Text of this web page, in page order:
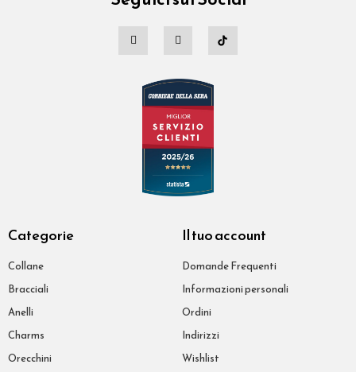
Categorie
Collane
Bracciali
Anelli
Charms
Orecchini
Il tuo account
Domande Frequenti
Informazioni personali
Ordini
Indirizzi
Wishlist